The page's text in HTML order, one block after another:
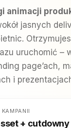
animacji
jasnych
uruchomić –
page’ach,
i
+